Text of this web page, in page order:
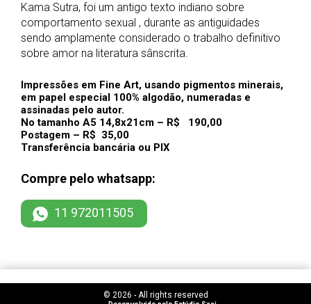
Kama Sutra, foi um antigo texto indiano sobre
comportamento sexual , durante as antiguidades
sendo amplamente considerado o trabalho definitivo
sobre amor na literatura sânscrita.
Impressões em Fine Art, usando pigmentos minerais,
em papel especial 100% algodão, numeradas e
assinadas pelo autor.
No tamanho A5 14,8x21cm – R$ 190,00
Postagem – R$ 35,00
Transferência bancária ou PIX
Compre pelo whatsapp:
11 972011505
© 2026 - All rights reserved